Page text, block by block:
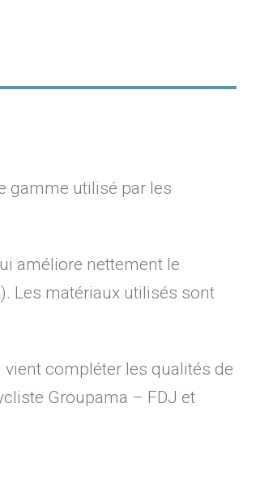
gamme utilisé par les
améliore nettement le
Les matériaux utilisés sont
compléter les qualités de
Groupama – FDJ et